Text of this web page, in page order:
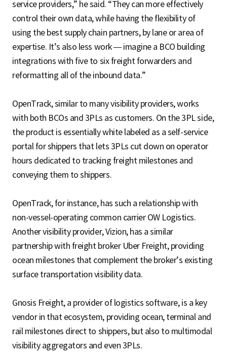
service providers,” he said. “They can more effectively
control their own data, while having the flexibility of
using the best supply chain partners, by lane or area of
expertise. It’s also less work — imagine a BCO building
integrations with five to six freight forwarders and
reformatting all of the inbound data.”
OpenTrack, similar to many visibility providers, works
with both BCOs and 3PLs as customers. On the 3PL side,
the product is essentially white labeled as a self-service
portal for shippers that lets 3PLs cut down on operator
hours dedicated to tracking freight milestones and
conveying them to shippers.
OpenTrack, for instance, has such a relationship with
non-vessel-operating common carrier OW Logistics.
Another visibility provider, Vizion, has a similar
partnership with freight broker Uber Freight, providing
ocean milestones that complement the broker’s existing
surface transportation visibility data.
Gnosis Freight, a provider of logistics software, is a key
vendor in that ecosystem, providing ocean, terminal and
rail milestones direct to shippers, but also to multimodal
visibility aggregators and even 3PLs.